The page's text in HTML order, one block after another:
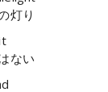
灯り
ない